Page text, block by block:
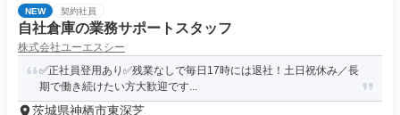
NEW 契約社員
自社倉庫の業務サポートスタッフ
株式会社ユーエスシー
✅正社員登用あり✅残業なしで毎日17時には退社！土日祝休み／長
期で働き続けたい方大歓迎です...
茨城県神栖市東深芝